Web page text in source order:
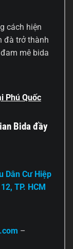
cách hiện
đà trở thành
mê bida
Phú Quốc
Bida đầy
Dân Cư Hiệp
TP. HCM
–